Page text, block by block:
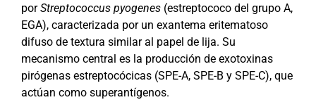
porStreptococcus pyogenes(estreptococo del grupo A,
EGA), caracterizada por un exantema eritematoso
difuso de textura similar al papel de lija. Su
mecanismo central es la producción de exotoxinas
pirógenas estreptocócicas (SPE-A, SPE-B y SPE-C), que
actúan como superantígenos.